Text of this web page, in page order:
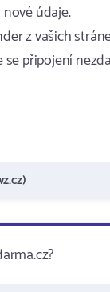
údaje.
z vašich
se připojení